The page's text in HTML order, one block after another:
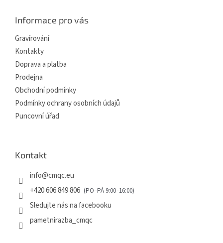
Informace pro vás
Gravírování
Kontakty
Doprava a platba
Prodejna
Obchodní podmínky
Podmínky ochrany osobních údajů
Puncovní úřad
Kontakt
info@cmqc.eu
+420 606 849 806
Sledujte nás na facebooku
pametnirazba_cmqc